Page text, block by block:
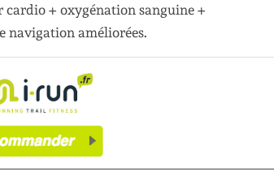
cardio + oxygénation sanguine +
navigation améliorées.